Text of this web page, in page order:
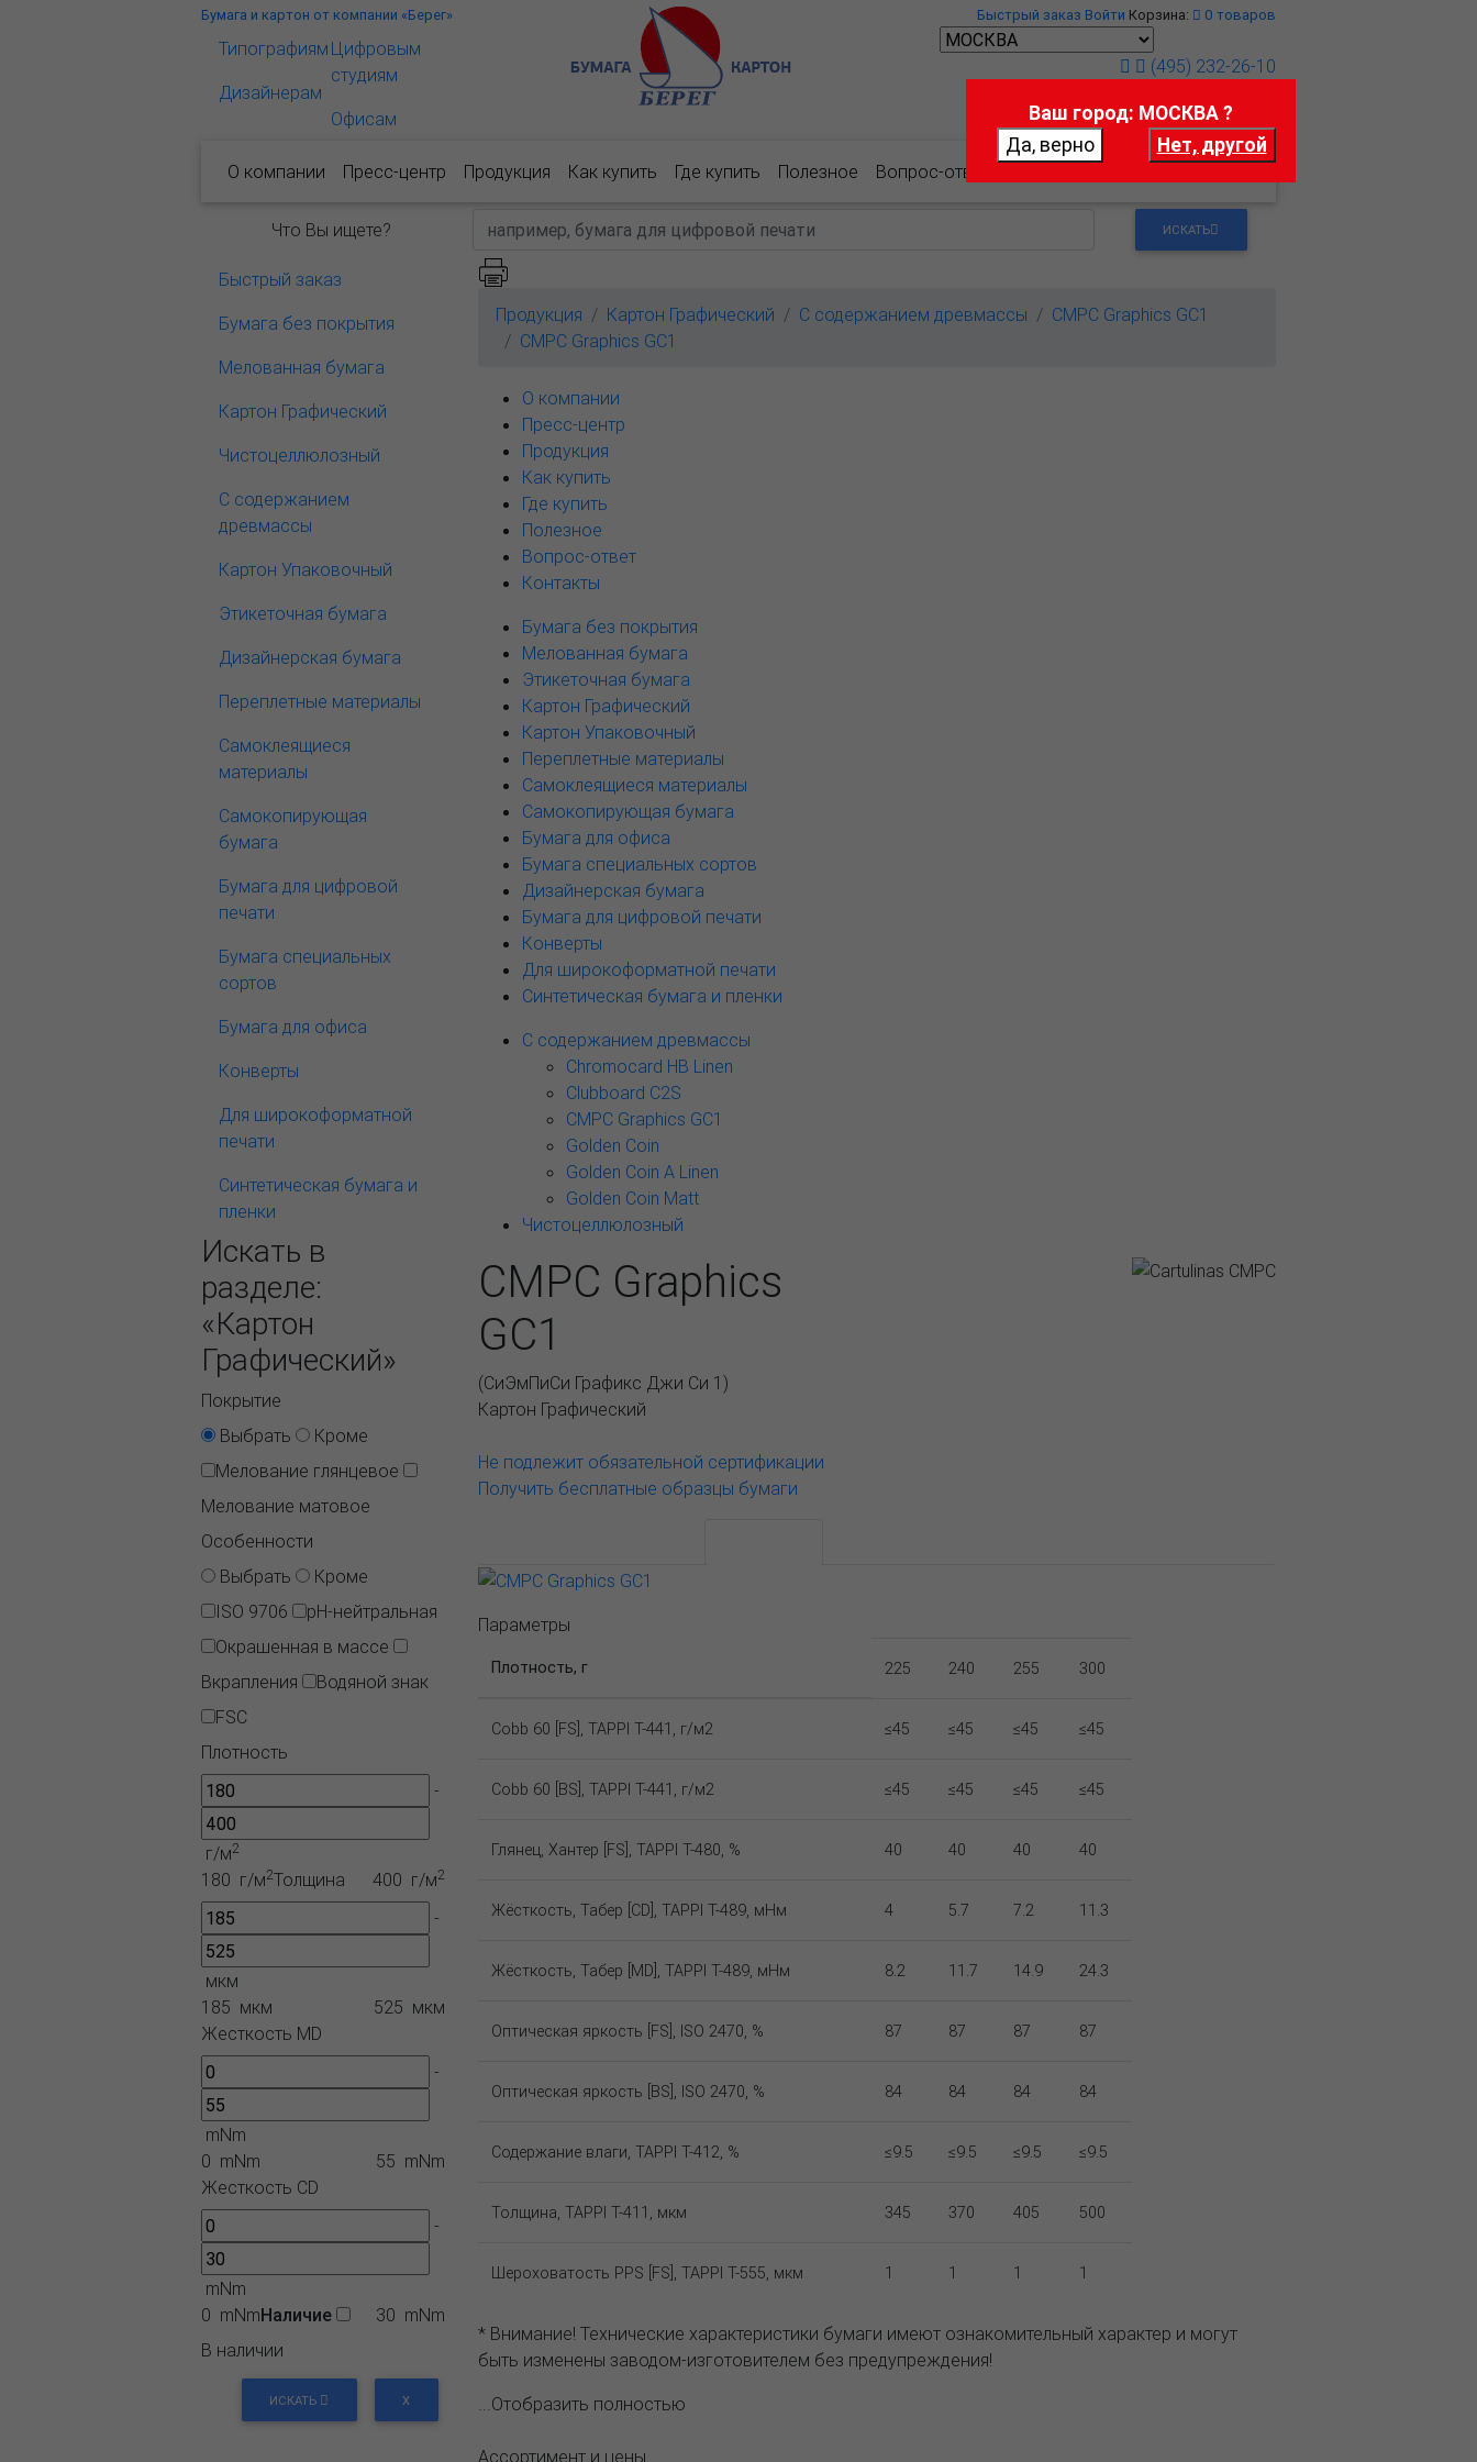
Бумага и картон от компании «Берег»
Типографиям
Дизайнерам
Цифровым
студиям
Офисам
Быстрый заказ Войти Корзина: 0 товаров
(495) 232-26-10
О компании Пресс-центр Продукция Как купить Где купить Полезное Вопрос-ответ
Что Вы ищете? ИСКАТЬ
Быстрый заказ
Бумага без покрытия
Мелованная бумага
Картон Графический
Чистоцеллюлозный
С содержанием
древмассы
Картон Упаковочный
Этикеточная бумага
Дизайнерская бумага
Переплетные материалы
Самоклеящиеся
материалы
Самокопирующая
бумага
Бумага для цифровой
печати
Бумага специальных
сортов
Бумага для офиса
Конверты
Для широкоформатной
печати
Синтетическая бумага и
пленки
Искать в
разделе:
«Картон
Графический»
Покрытие
Выбрать
Кроме
Мелование глянцевое
Мелование матовое
Особенности
Выбрать
Кроме
ISO 9706
pH-нейтральная
Окрашенная в массе
Вкрапления
Водяной знак
FSC
Плотность
-
г/м2
400 г/м2
180 г/м2Толщина
-
мкм
525 мкм
185 мкм
Жесткость MD
-
mNm
55 mNm
0 mNm
Жесткость СD
-
mNm
30 mNm
0 mNmНаличие
В наличии
ИСКАТЬ X
Продукция Картон Графический С содержанием древмассы
CMPC Graphics GC1
CMPC Graphics GC1
О компании
Пресс-центр
Продукция
Как купить
Где купить
Полезное
Вопрос-ответ
Контакты
Бумага без покрытия
Мелованная бумага
Этикеточная бумага
Картон Графический
Картон Упаковочный
Переплетные материалы
Самоклеящиеся материалы
Самокопирующая бумага
Бумага для офиса
Бумага специальных сортов
Дизайнерская бумага
Бумага для цифровой печати
Конверты
Для широкоформатной печати
Синтетическая бумага и пленки
С содержанием древмассы
Chromocard HB Linen
Clubboard C2S
CMPC Graphics GC1
Golden Coin
Golden Coin A Linen
Golden Coin Matt
Чистоцеллюлозный
CMPC Graphics
GC1
(СиЭмПиСи Графикс Джи Си 1 )
Картон Графический
Не подлежит обязательной сертификации
Получить бесплатные образцы бумаги
Параметры
Плотность, г 225 240 255 300
Cobb 60 [FS], TAPPI T-441, г/м2 ≤45 ≤45 ≤45 ≤45
Cobb 60 [BS], TAPPI T-441, г/м2 ≤45 ≤45 ≤45 ≤45
Глянец, Хантер [FS], TAPPI T-480, % 40 40 40 40
Жёсткость, Табер [CD], TAPPI T-489, мНм 4 5.7 7.2 11.3
Жёсткость, Табер [MD], TAPPI T-489, мНм 8.2 11.7 14.9 24.3
Оптическая яркость [FS], ISO 2470, % 87 87 87 87
Оптическая яркость [BS], ISO 2470, % 84 84 84 84
Содержание влаги, TAPPI T-412, % ≤9.5 ≤9.5 ≤9.5 ≤9.5
Толщина, TAPPI T-411, мкм 345 370 405 500
Шероховатость PPS [FS], TAPPI T-555, мкм 1 1 1 1
* Внимание! Технические характеристики бумаги имеют ознакомительный характер и могут
быть изменены заводом-изготовителем без предупреждения!
...Отобразить полностью
Ассортимент и цены
Ваш город: МОСКВА ?